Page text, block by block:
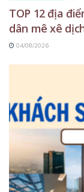
TOP 12 địa
dân mê xê
04/08/2026